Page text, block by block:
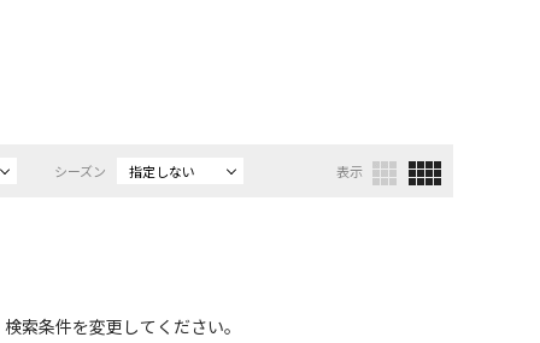
シーズン 指定しない 表示
索条件を変更してください。